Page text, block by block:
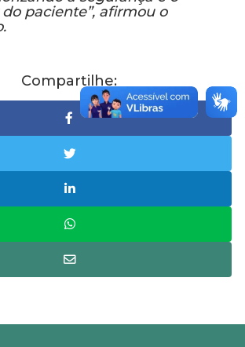
paciente”, afirmou o
Compartilhe: